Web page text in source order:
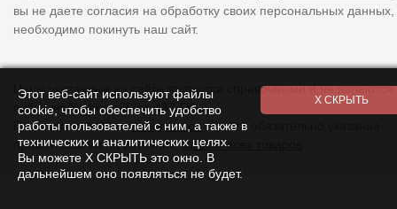
вы не даете согласия на обработку своих персональных
необходимо покинуть наш сайт.
Цены указанные на сайте являются справочными и не являются
публичной офертой (ст. 437 ГК).
При использованииматериалов с сайта обязательно указание
прямой ссылки на источник.Список всех товаров
Этот веб-сайт используют файлы
cookie, чтобы обеспечить удобство
работы пользователей с ним, а также в
технических и аналитических целях.
Вы можете Х СКРЫТЬ это окно. В
дальнейшем оно появляться не будет.